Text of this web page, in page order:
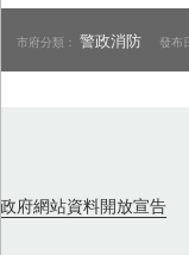
市府分類：警政消防 發布
政府網站資料開放宣告